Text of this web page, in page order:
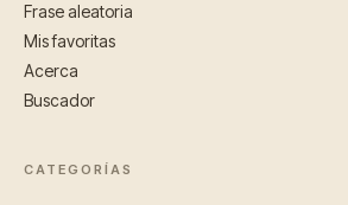
Frase aleatoria
Mis favoritas
Acerca
Buscador
CATEGORÍAS